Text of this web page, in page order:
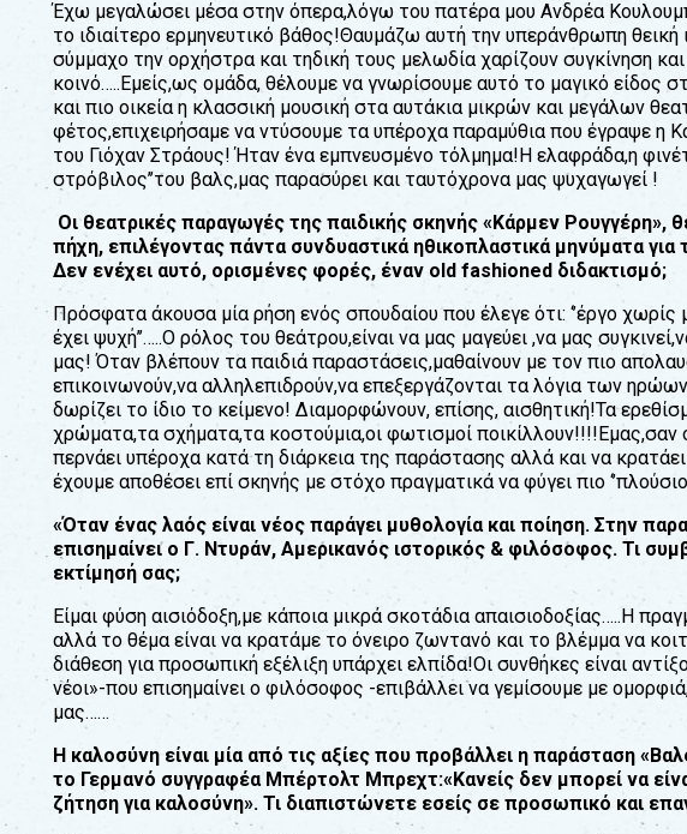
Έχω µεγαλώσει µέσα στην όπερα,λόγω του πατέρα µου Ανδρέα
το ιδιαίτερο ερµηνευτικό βάθος!Θαυµάζω αυτή την υπεράνθρωπη
σύµµαχο την ορχήστρα και τηδική τους µελωδία χαρίζουν συγκίνηση
κοινό…..Εµείς,ως οµάδα, θέλουµε να γνωρίσουµε αυτό το µαγικό είδος
και πιο οικεία η κλασσική µουσική στα αυτάκια µικρών και µεγάλων
φέτος,επιχειρήσαµε να ντύσουµε τα υπέροχα παραµύθια που έγραψε η
του Γιόχαν Στράους! Ήταν ένα εµπνευσµένο τόλµηµα!Η ελαφράδα,η
στρόβιλος’’του βαλς,µας παρασύρει και ταυτόχρονα µας ψυχαγωγεί !
Οι θεατρικές παραγωγές της παιδικής σκηνής «Κάρµεν Ρουγγέρη»,
πήχη, επιλέγοντας πάντα συνδυαστικά ηθικοπλαστικά µηνύµατα για
Δεν ενέχει αυτό, ορισµένες φορές, έναν old fashioned διδακτισµό;
Πρόσφατα άκουσα µία ρήση ενός σπουδαίου που έλεγε ότι: ‘’έργο
έχει ψυχή’’…..Ο ρόλος του θεάτρου,είναι να µας µαγεύει ,να µας
µας! Όταν βλέπουν τα παιδιά παραστάσεις,µαθαίνουν µε τον πιο
επικοινωνούν,να αλληλεπιδρούν,να επεξεργάζονται τα λόγια των
δωρίζει το ίδιο το κείµενο! Διαµορφώνουν, επίσης, αισθητική!Τα
χρώµατα,τα σχήµατα,τα κοστούµια,οι φωτισµοί ποικίλλουν!!!!Εµας,σαν
περνάει υπέροχα κατά τη διάρκεια της παράστασης αλλά και να κρατάει
έχουµε αποθέσει επί σκηνής µε στόχο πραγµατικά να φύγει πιο
«Όταν ένας λαός είναι νέος παράγει µυθολογία και ποίηση. Στην
επισηµαίνει ο Γ. Ντυράν, Αµερικανός ιστορικός & φιλόσοφος. Τι
εκτίµησή σας;
Είµαι φύση αισιόδοξη,µε κάποια µικρά σκοτάδια απαισιοδοξίας…..Η
αλλά το θέµα είναι να κρατάµε το όνειρο ζωντανό και το βλέµµα να
διάθεση για προσωπική εξέλιξη υπάρχει ελπίδα!Οι συνθήκες είναι
νέοι»-που επισηµαίνει ο φιλόσοφος -επιβάλλει να γεµίσουµε µε
µας……
Η καλοσύνη είναι µία από τις αξίες που προβάλλει η παράσταση
το Γερµανό συγγραφέα Μπέρτολτ Μπρεχτ:«Κανείς δεν µπορεί να
ζήτηση για καλοσύνη». Τι διαπιστώνετε εσείς σε προσωπικό και